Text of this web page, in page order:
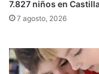
7.827 niños en
7 agosto, 2026